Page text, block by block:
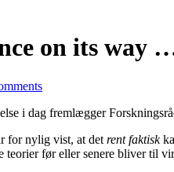
on its way
i dag fremlægger
for nylig vist, at det rent faktisk
teorier før eller senere bliver til